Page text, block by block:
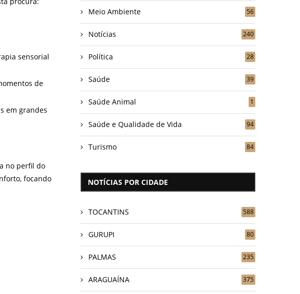
sensorial
de
em grandes
no perfil do
focando
Meio Ambiente 56
Notícias 240
Política 28
Saúde 39
Saúde Animal 1
Saúde e Qualidade de Vida 94
Turismo 84
NOTÍCIAS POR CIDADE
TOCANTINS 588
GURUPI 80
PALMAS 235
ARAGUAÍNA 375